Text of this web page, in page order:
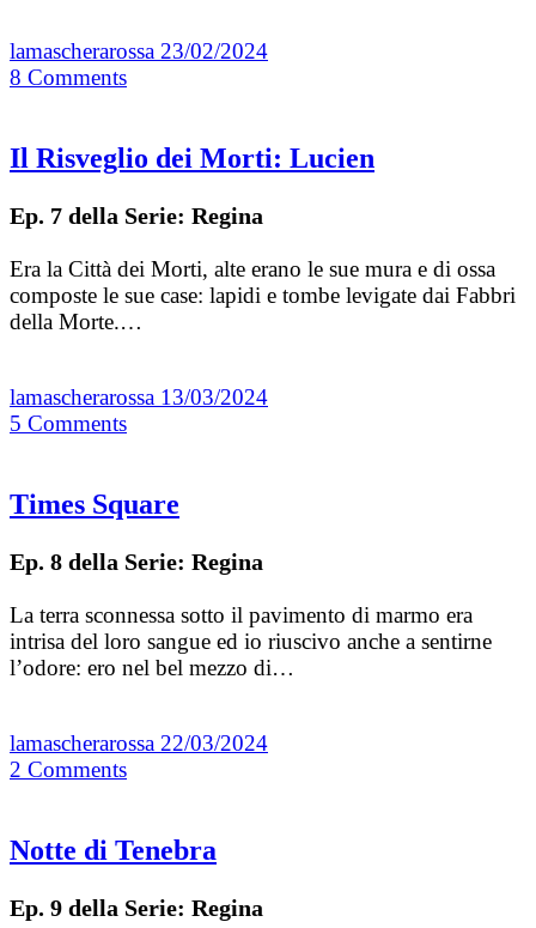
lamascherarossa 23/02/2024
8 Comments
Il Risveglio dei Morti: Lucien
Ep. 7 della Serie: Regina
Era la Città dei Morti, alte erano le sue mura e di ossa
composte le sue case: lapidi e tombe levigate dai Fabbri
della Morte.…
lamascherarossa 13/03/2024
5 Comments
Times Square
Ep. 8 della Serie: Regina
La terra sconnessa sotto il pavimento di marmo era
intrisa del loro sangue ed io riuscivo anche a sentirne
l’odore: ero nel bel mezzo di…
lamascherarossa 22/03/2024
2 Comments
Notte di Tenebra
Ep. 9 della Serie: Regina